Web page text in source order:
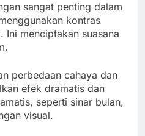
sangat penting dalam
kontras
Ini menciptakan suasana
perbedaan cahaya dan
efek dramatis dan
seperti sinar bulan,
visual.